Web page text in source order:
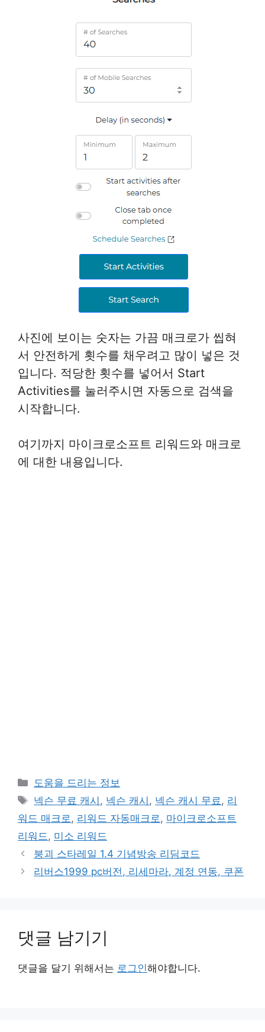
사진에 보이는 숫자는 가끔 매크로가 씹혀
서 안전하게 횟수를 채우려고 많이 넣은 것
입니다. 적당한 횟수를 넣어서 Start
Activities를 눌러주시면 자동으로 검색을
시작합니다.
여기까지 마이크로소프트 리워드와 매크로
에 대한 내용입니다.
카
테
고
리
도움을 드리는 정보
태
그
넥슨 무료 캐시 , 넥슨 캐시 , 넥슨 캐시 무료 , 리
워드 매크로 , 리워드 자동매크로 , 마이크로소프트
리워드 , 미소 리워드
붕괴 스타레일 1.4 기념방송 리딤코드
리버스1999 pc버전, 리세마라, 계정 연동, 쿠폰
댓글 남기기
댓글을 달기 위해서는 로그인해야합니다.